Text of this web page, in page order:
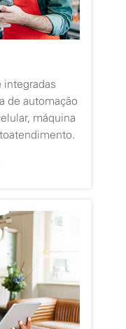
integradas
de automação
máquina